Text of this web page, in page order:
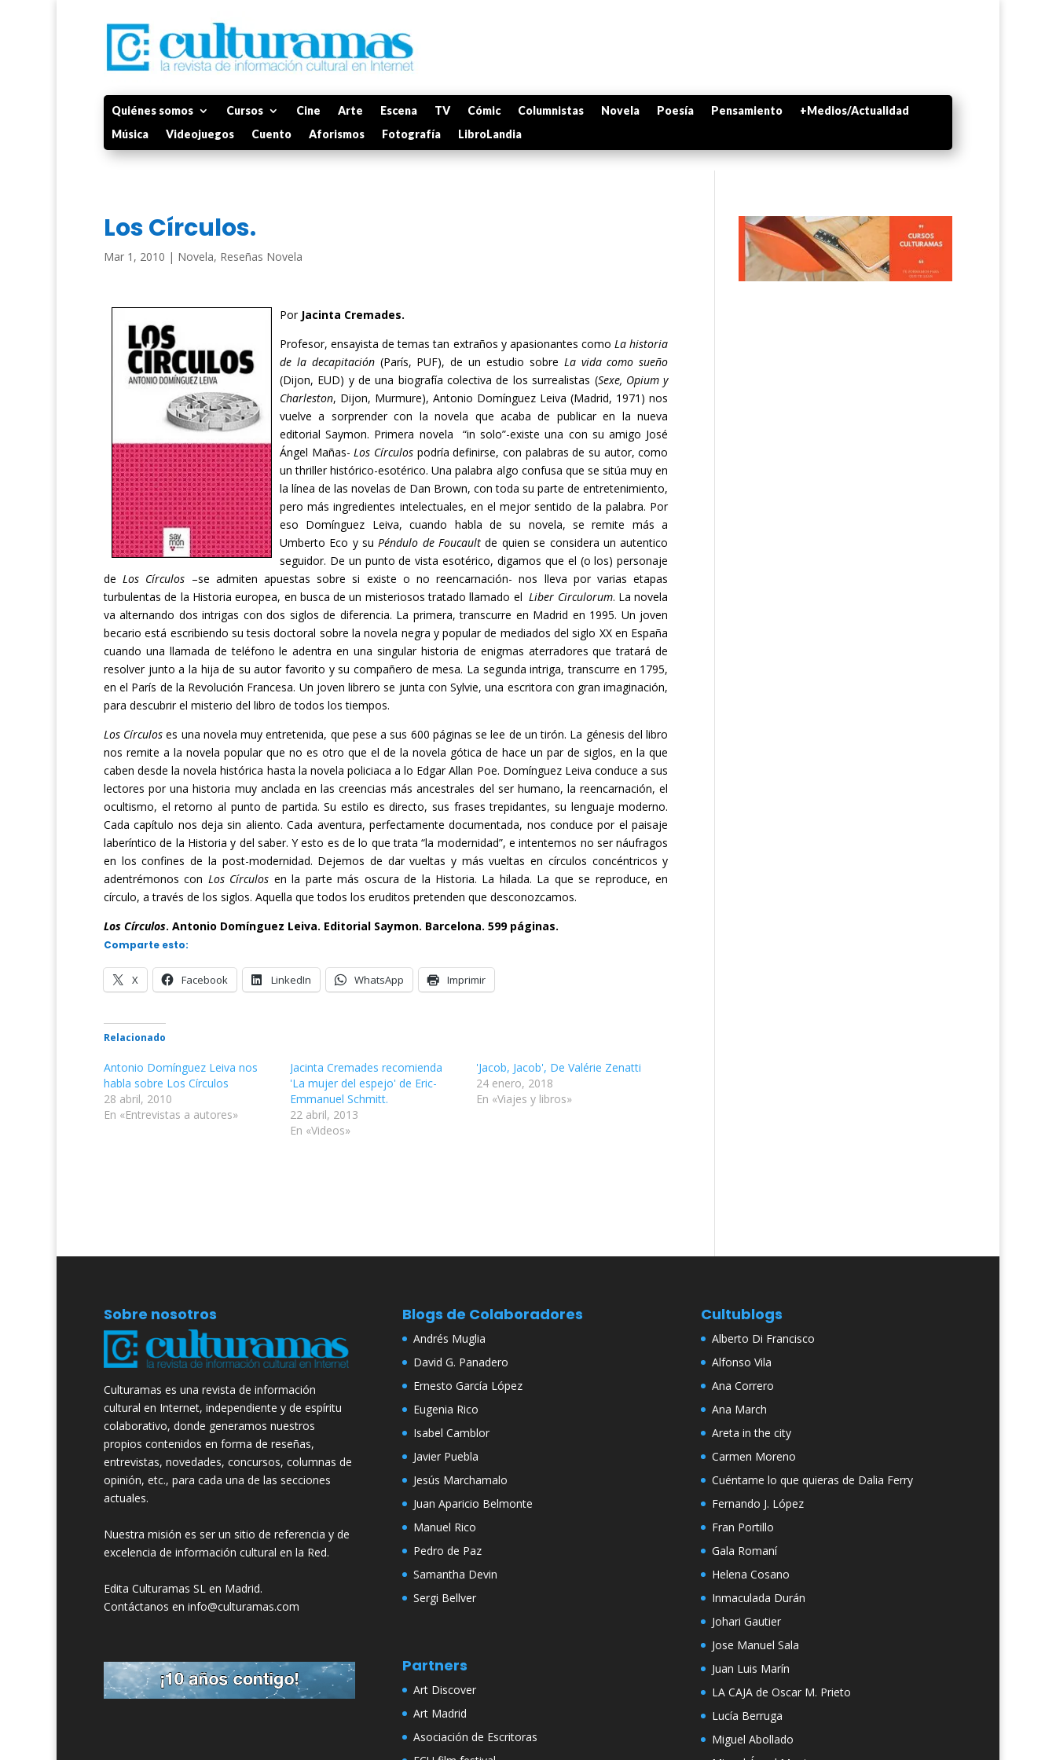
Quiénes somos Cursos Cine Arte Escena TV Cómic Columnistas Novela Poesía Pensamiento
+Medios/Actualidad
Música
Videojuegos Cuento Aforismos Fotografía LibroLandia
Los Círculos.
Mar 1, 2010 | Novela, Reseñas Novela
PorJacinta Cremades.
Profesor, ensayista de temas tan extraños y apasionantes comoLa historia
de la decapitación(París, PUF), de un estudio sobre La vida como sueño
(Dijon, EUD) y de una biografía colectiva de los surrealistas (Sexe, Opium y
Charleston, Dijon, Murmure), Antonio Domínguez Leiva (Madrid, 1971) nos
vuelve a sorprender con la novela que acaba de publicar en la nueva
editorial Saymon. Primera novela “in solo”-existe una con su amigo José
Ángel Mañas-Los Círculospodría definirse, con palabras de su autor, como
un thriller histórico-esotérico. Una palabra algo confusa que se sitúa muy en
la línea de las novelas de Dan Brown, con toda su parte de entretenimiento,
pero más ingredientes intelectuales, en el mejor sentido de la palabra. Por
eso Domínguez Leiva, cuando habla de su novela, se remite más a
Umberto Eco y suPéndulo de Foucault de quien se considera un autentico
seguidor. De un punto de vista esotérico, digamos que el (o los) personaje
deLos Círculos –se admiten apuestas sobre si existe o no reencarnación- nos lleva por varias etapas
turbulentas de la Historia europea, en busca de un misteriosos tratado llamado elLiber Circulorum. La novela
va alternando dos intrigas con dos siglos de diferencia. La primera, transcurre en Madrid en 1995. Un joven
becario está escribiendo su tesis doctoral sobre la novela negra y popular de mediados del siglo XX en España
cuando una llamada de teléfono le adentra en una singular historia de enigmas aterradores que tratará de
resolver junto a la hija de su autor favorito y su compañero de mesa. La segunda intriga, transcurre en 1795,
en el París de la Revolución Francesa. Un joven librero se junta con Sylvie, una escritora con gran imaginación,
para descubrir el misterio del libro de todos los tiempos.
Los Círculos es una novela muy entretenida, que pese a sus 600 páginas se lee de un tirón. La génesis del libro
nos remite a la novela popular que no es otro que el de la novela gótica de hace un par de siglos, en la que
caben desde la novela histórica hasta la novela policiaca a lo Edgar Allan Poe. Domínguez Leiva conduce a sus
lectores por una historia muy anclada en las creencias más ancestrales del ser humano, la reencarnación, el
ocultismo, el retorno al punto de partida. Su estilo es directo, sus frases trepidantes, su lenguaje moderno.
Cada capítulo nos deja sin aliento. Cada aventura, perfectamente documentada, nos conduce por el paisaje
laberíntico de la Historia y del saber. Y esto es de lo que trata “la modernidad”, e intentemos no ser náufragos
en los confines de la post-modernidad. Dejemos de dar vueltas y más vueltas en círculos concéntricos y
adentrémonos con Los Círculos en la parte más oscura de la Historia. La hilada. La que se reproduce, en
círculo, a través de los siglos. Aquella que todos los eruditos pretenden que desconozcamos.
Los Círculos. Antonio Domínguez Leiva. Editorial Saymon. Barcelona. 599 páginas.
Comparte esto:
X Facebook LinkedIn WhatsApp Imprimir
Relacionado
Antonio Domínguez Leiva nos
habla sobre Los Círculos
28 abril, 2010
En «Entrevistas a autores»
Jacinta Cremades recomienda
'La mujer del espejo' de Eric-
Emmanuel Schmitt.
22 abril, 2013
En «Videos»
'Jacob, Jacob', De Valérie Zenatti
24 enero, 2018
En «Viajes y libros»
Sobre nosotros
Culturamas es una revista de información
cultural en Internet, independiente y de espíritu
colaborativo, donde generamos nuestros
propios contenidos en forma de reseñas,
entrevistas, novedades, concursos, columnas de
opinión, etc., para cada una de las secciones
actuales.
Nuestra misión es ser un sitio de referencia y de
excelencia de información cultural en la Red.
Edita Culturamas SL en Madrid.
Contáctanos en info@culturamas.com
Blogs de Colaboradores
Andrés Muglia
David G. Panadero
Ernesto García López
Eugenia Rico
Isabel Camblor
Javier Puebla
Jesús Marchamalo
Juan Aparicio Belmonte
Manuel Rico
Pedro de Paz
Samantha Devin
Sergi Bellver
Partners
Art Discover
Art Madrid
Asociación de Escritoras
Cultublogs
Alberto Di Francisco
Alfonso Vila
Ana Correro
Ana March
Areta in the city
Carmen Moreno
Cuéntame lo que quieras de Dalia Ferry
Fernando J. López
Fran Portillo
Gala Romaní
Helena Cosano
Inmaculada Durán
Johari Gautier
Jose Manuel Sala
Juan Luis Marín
LA CAJA de Oscar M. Prieto
Lucía Berruga
Miguel Abollado